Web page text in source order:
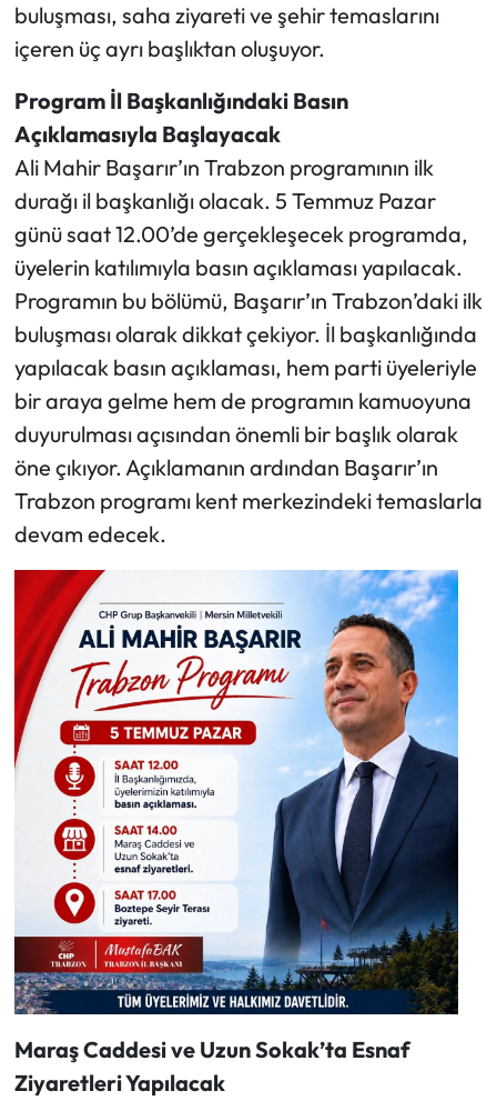
buluşması, saha ziyareti ve şehir temaslarını
içeren üç ayrı başlıktan oluşuyor.
Program İl Başkanlığındaki Basın
Açıklamasıyla Başlayacak
Ali Mahir Başarır’ın Trabzon programının ilk
durağı il başkanlığı olacak. 5 Temmuz Pazar
günü saat 12.00’de gerçekleşecek programda,
üyelerin katılımıyla basın açıklaması yapılacak.
Programın bu bölümü, Başarır’ın Trabzon’daki ilk
buluşması olarak dikkat çekiyor. İl başkanlığında
yapılacak basın açıklaması, hem parti üyeleriyle
bir araya gelme hem de programın kamuoyuna
duyurulması açısından önemli bir başlık olarak
öne çıkıyor. Açıklamanın ardından Başarır’ın
Trabzon programı kent merkezindeki temaslarla
devam edecek.
Maraş Caddesi ve Uzun Sokak’ta Esnaf
Ziyaretleri Yapılacak
Teknoloji